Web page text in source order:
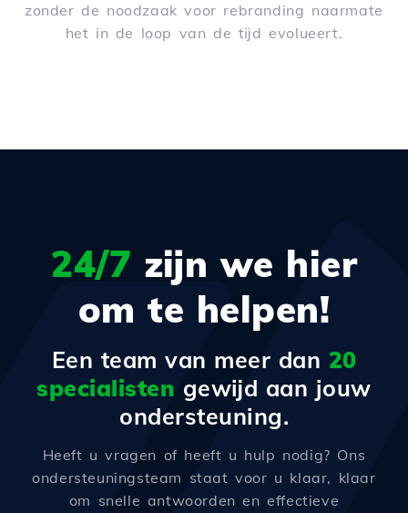
zonder de noodzaak voor rebranding naarmate
het in de loop van de tijd evolueert.
24/7 zijn we hier
om te helpen!
Een team van meer dan 20
specialisten gewijd aan jouw
ondersteuning.
Heeft u vragen of heeft u hulp nodig? Ons
ondersteuningsteam staat voor u klaar, klaar
om snelle antwoorden en effectieve